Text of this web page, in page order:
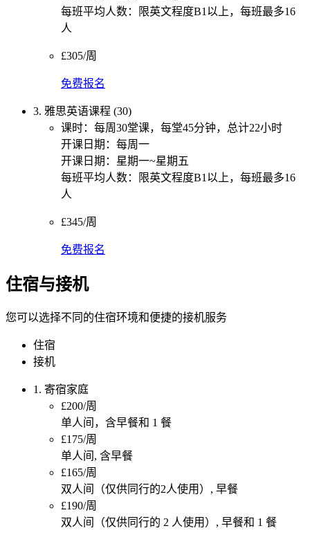
每班平均人数：限英文程度B1以上，每班最多16
人
£305/周
免费报名
3. 雅思英语课程 (30)
课时：每周30堂课，每堂45分钟，总计22小时
开课日期：每周一
开课日期：星期一~星期五
每班平均人数：限英文程度B1以上，每班最多16
人
£345/周
免费报名
住宿与接机
您可以选择不同的住宿环境和便捷的接机服务
住宿
接机
1. 寄宿家庭
£200/周
单人间，含早餐和 1 餐
£175/周
单人间, 含早餐
£165/周
双人间（仅供同行的2人使用）, 早餐
£190/周
双人间（仅供同行的 2 人使用）, 早餐和 1 餐